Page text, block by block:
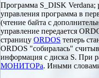
Программа S_DISK Verdana;
управления программа в
(чтение байта с
управление передается
страницу ORDOS теперь
ORDOS "собиралась"
информация с диска S. При
МОНИТОРа. Иными